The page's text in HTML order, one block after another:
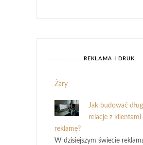
REKLAMA I DRUK
Żary
Jak budować
relacje z klientami
reklamę?
W dzisiejszym świecie